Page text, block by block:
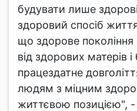
будувати лише
здоровий спосіб
що здорове
від здорових матерів
працездатне
людям з міцним
життєвою позицією", -